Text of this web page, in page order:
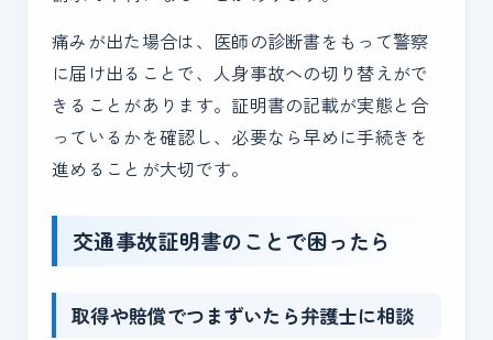
痛みが出た場合は、医師の診断書をもって警察
に届け出ることで、人身事故への切り替えがで
きることがあります。証明書の記載が実態と合
っているかを確認し、必要なら早めに手続きを
進めることが大切です。
交通事故証明書のことで困ったら
取得や賠償でつまずいたら弁護士に相談